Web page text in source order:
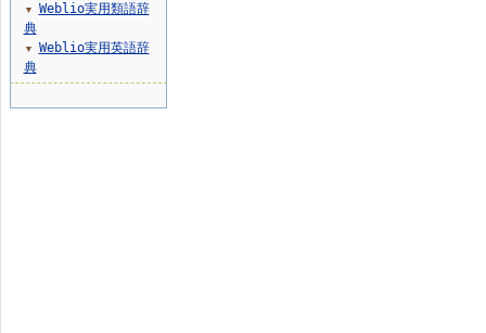
▼
Weblio実用類語辞
典
▼
Weblio実用英語辞
典